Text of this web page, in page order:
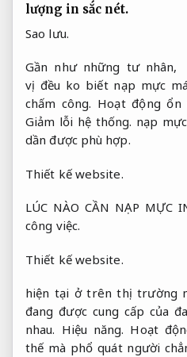
lượng in sắc nét.
Sao lưu.
Gần như những tư nhân,
vị đều ko biết nạp mực
chấm công. Hoạt động ổn
Giảm lỗi hệ thống. nạp
dần được phù hợp.
Thiết kế website.
LÚC NÀO CẦN NẠP MỰC
công việc.
Thiết kế website.
hiện tại ở trên thị trường
đang được cung cấp của
nhau. Hiệu năng. Hoạt
thế mà phổ quát người